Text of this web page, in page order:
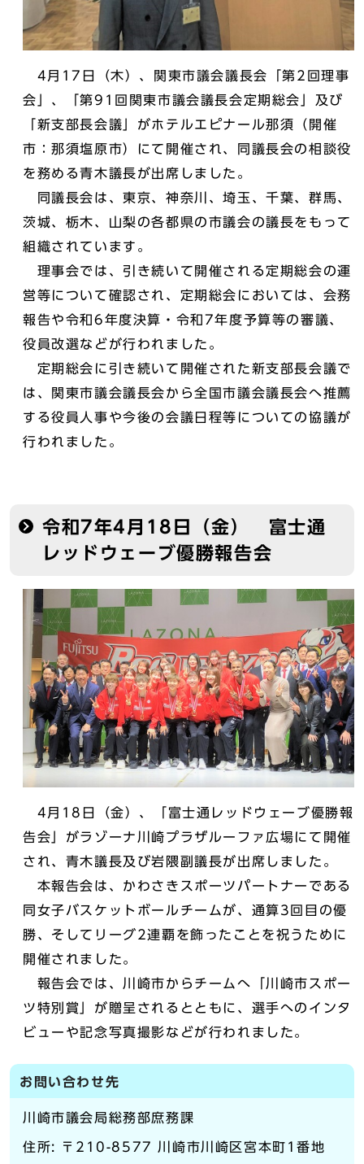
4月17日（木）、関東市議会議長会「第2回理事
会」、「第91回関東市議会議長会定期総会」及び
「新支部長会議」がホテルエピナール那須（開催
市：那須塩原市）にて開催され、同議長会の相談役
を務める青木議長が出席しました。
同議長会は、東京、神奈川、埼玉、千葉、群馬、
茨城、栃木、山梨の各都県の市議会の議長をもって
組織されています。
理事会では、引き続いて開催される定期総会の運
営等について確認され、定期総会においては、会務
報告や令和6年度決算・令和7年度予算等の審議、
役員改選などが行われました。
定期総会に引き続いて開催された新支部長会議で
は、関東市議会議長会から全国市議会議長会へ推薦
する役員人事や今後の会議日程等についての協議が
行われました。
令和7年4月18日（金） 富士通
レッドウェーブ優勝報告会
4月18日（金）、「富士通レッドウェーブ優勝報
告会」がラゾーナ川崎プラザルーファ広場にて開催
され、青木議長及び岩隈副議長が出席しました。
本報告会は、かわさきスポーツパートナーである
同女子バスケットボールチームが、通算3回目の優
勝、そしてリーグ2連覇を飾ったことを祝うために
開催されました。
報告会では、川崎市からチームへ「川崎市スポー
ツ特別賞」が贈呈されるとともに、選手へのインタ
ビューや記念写真撮影などが行われました。
お問い合わせ先
川崎市議会局総務部庶務課
住所: 〒210-8577 川崎市川崎区宮本町1番地